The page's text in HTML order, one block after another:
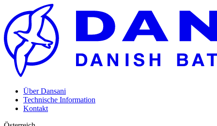
Über Dansani
Technische Information
Kontakt